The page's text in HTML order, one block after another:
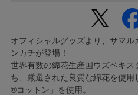
オフィシャルグッズより、サマ
ンカチが登場！
世界有数の綿花生産国ウズベキス
ち、厳選された良質な綿花を使
®コットン」を使用。